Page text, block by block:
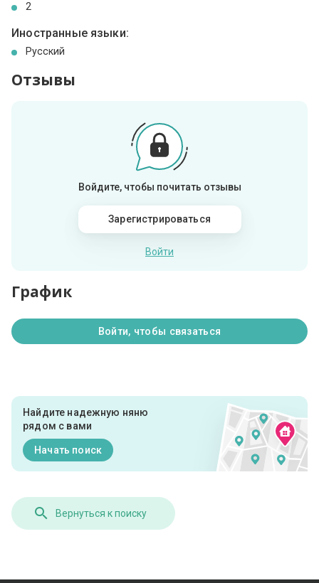
2
Иностранные языки:
Русский
Отзывы
Войдите, чтобы почитать отзывы
Зарегистрироваться
Войти
График
Войти, чтобы связаться
Найдите надежную няню
рядом с вами
Начать поиск
Вернуться к поиску